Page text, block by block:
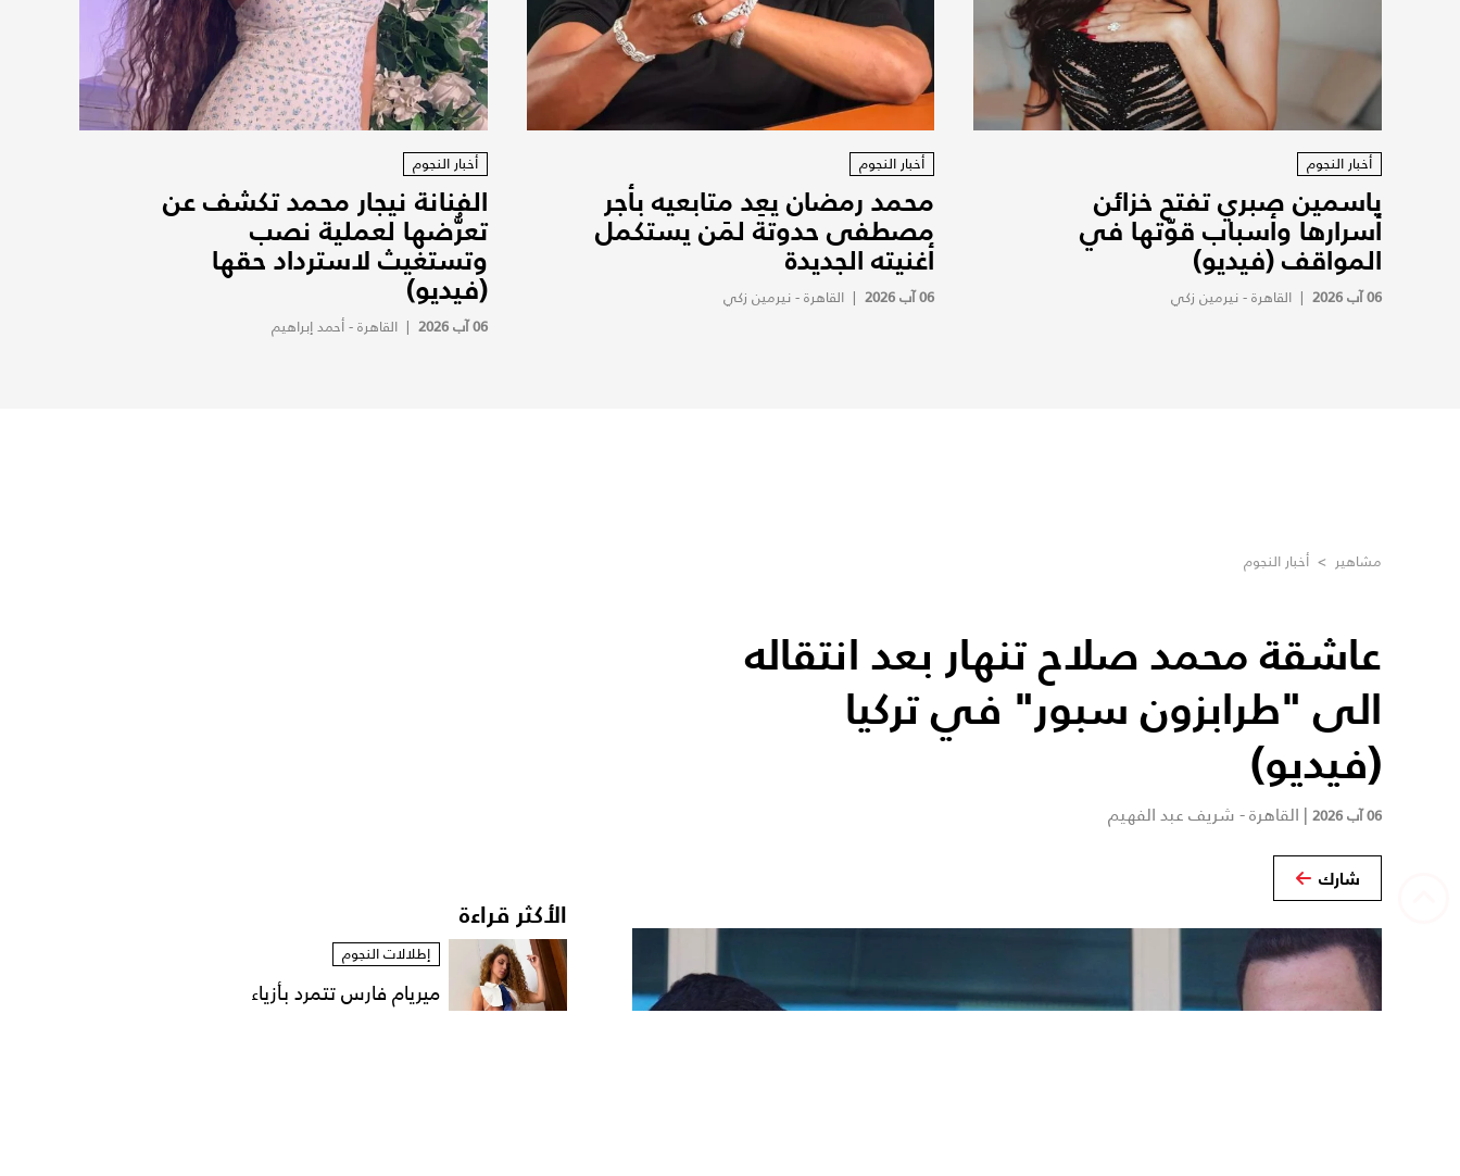
أخبار النجوم
ياسمين صبري تفتح خزائن
أسرارها وأسباب قوّتها في
المواقف (فيديو)
06 آب 2026 | القاهرة - نيرمين زكي
أخبار النجوم
محمد رمضان يعِد متابعيه بأجر
مصطفى حدوتة لمَن يستكمل
أغنيته الجديدة
06 آب 2026 | القاهرة - نيرمين زكي
أخبار النجوم
الفنانة نيجار محمد تكشف عن
تعرُّضها لعملية نصب
وتستغيث لاسترداد حقها
(فيديو)
06 آب 2026 |القاهرة - أحمد إبراهيم
مشاهير > أخبار النجوم
عاشقة محمد صلاح تنهار بعد انتقاله
الى "طرابزون سبور" في تركيا
(فيديو)
06 آب 2026 | القاهرة - شريف عبد الفهيم
شارك
الأكثر قراءة
إطلالات النجوم
ميريام فارس تتمرد بأزياء